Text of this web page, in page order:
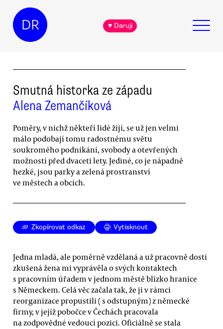
DR ♥ Daruji
Smutná historka ze západu
Alena Zemančíková
Poměry, v nichž někteří lidé žijí, se už jen velmi
málo podobají tomu radostnému světu
soukromého podnikání, svobody a otevřených
možností před dvaceti lety. Jediné, co je nápadně
hezké, jsou parky a zelená prostranství
ve městech a obcích.
Zkopírovat odkaz Vytisknout
Jedna mladá, ale poměrně vzdělaná a už pracovně dosti
zkušená žena mi vyprávěla o svých kontaktech
s pracovním úřadem v jednom městě blízko hranice
s Německem. Celá věc začala tak, že ji v rámci
reorganizace propustili ( s odstupným) z německé
firmy, v jejíž pobočce v Čechách pracovala
na zodpovědné vedoucí pozici. Oficiálně se stala